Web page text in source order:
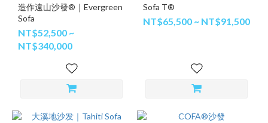
造作遠山沙發®｜Evergreen
Sofa
NT$52,500 ~
NT$340,000
Sofa T®
NT$65,500 ~ NT$91,500